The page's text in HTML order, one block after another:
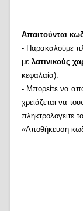
Απαιτούνται
- Παρακαλούμε
με λατινικούς
κεφαλαία).
- Μπορείτε να
χρειάζεται να
πληκτρολογείτε
«Αποθήκευση